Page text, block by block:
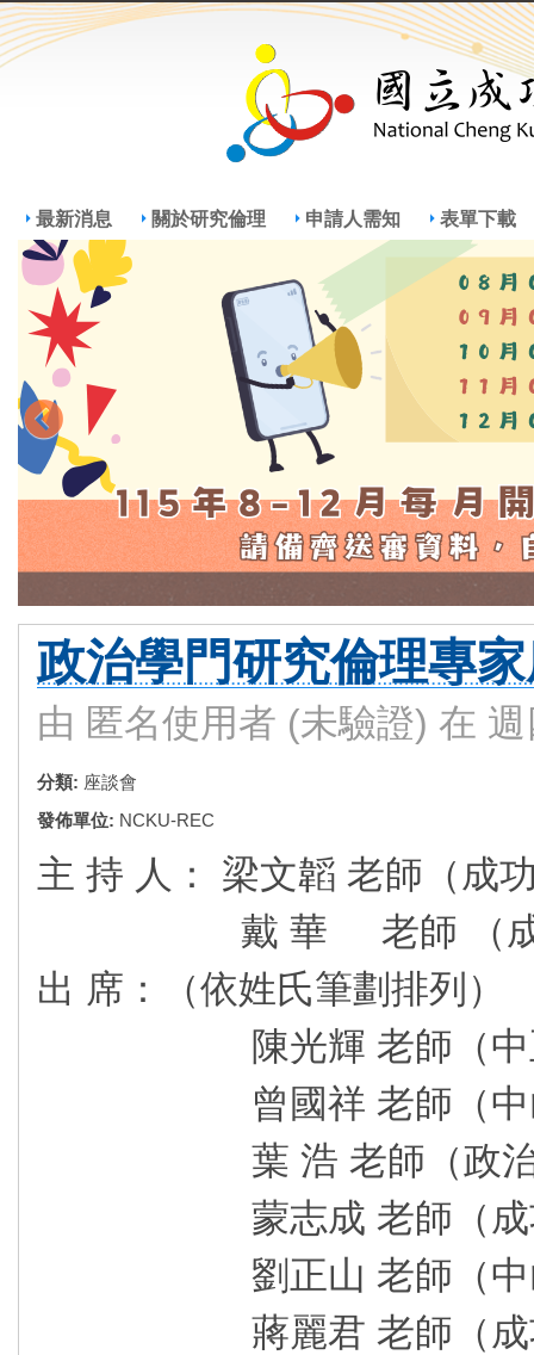
最新消息 關於研究倫理 申請人需知 表單下載
政治學門研究倫理專
由 匿名使用者 (未驗證) 在
分類: 座談會
發佈單位: NCKU-REC
主 持 人： 梁文韜 老師（成
戴 華 老師 （成功大
出 席：（依姓氏筆劃排列）
陳光輝 老師（中正
曾國祥 老師（中山
葉 浩 老師（政治大
蒙志成 老師（成功
劉正山 老師（中山
蔣麗君 老師（成功